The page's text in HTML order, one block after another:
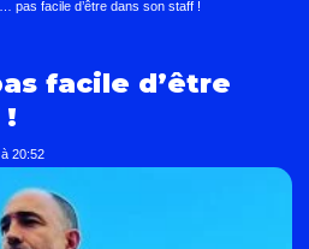
pas facile d’être dans son staff !
facile d’être
!
20:52